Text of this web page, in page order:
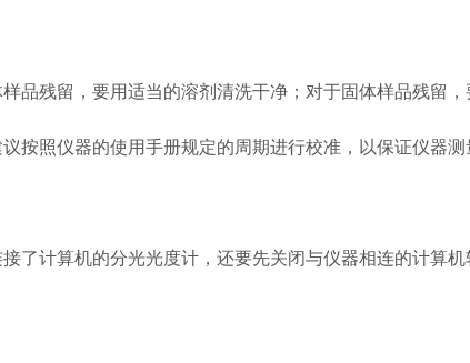
残留，要用适当的溶剂清洗干净；对于固体样品残留，
照仪器的使用手册规定的周期进行校准，以保证仪器测
计算机的分光光度计，还要先关闭与仪器相连的计算